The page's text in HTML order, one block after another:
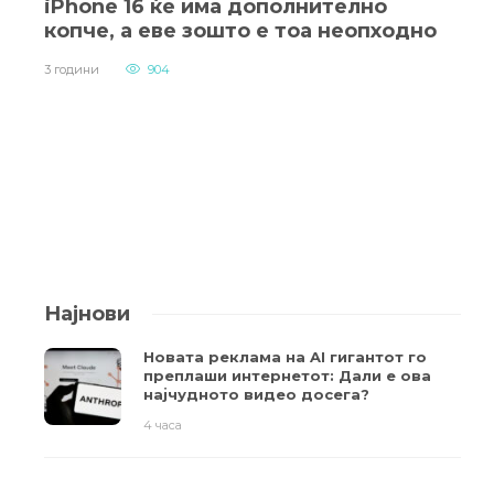
iPhone 16 ќе има дополнително
копче, а еве зошто е тоа неопходно
3 години 904
Најнови
Новата реклама на AI гигантот го
преплаши интернетот: Дали е ова
најчудното видео досега?
4 часа